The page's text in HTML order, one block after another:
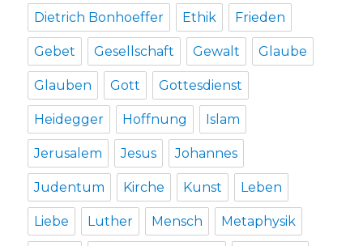
Dietrich Bonhoeffer Ethik Frieden
Gebet Gesellschaft Gewalt Glaube
Glauben Gott Gottesdienst
Heidegger Hoffnung Islam
Jerusalem Jesus Johannes
Judentum Kirche Kunst Leben
Liebe Luther Mensch Metaphysik